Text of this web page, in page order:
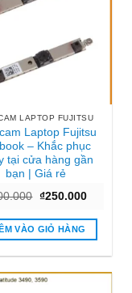
LAPTOP FUJITSU
Laptop Fujitsu
– Khắc phục
tại cửa hàng gần
bạn | Giá rẻ
Giá
là:
₫400.000.
₫250.000Giá
tại
VÀO GIỎ HÀNG